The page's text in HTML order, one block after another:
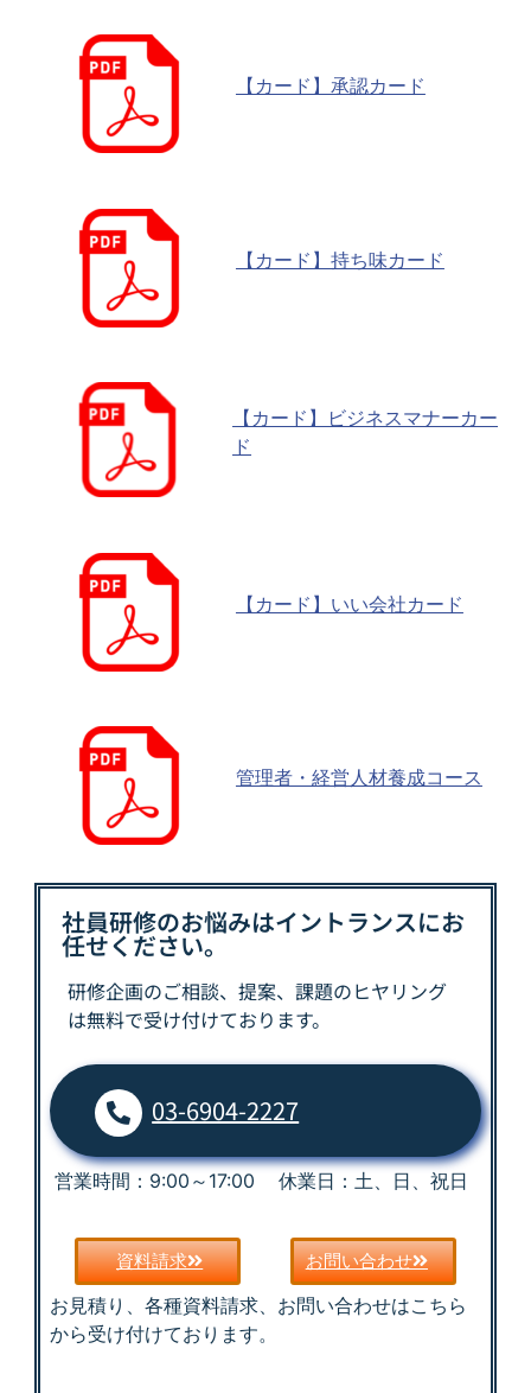
【カード】承認カード
【カード】持ち味カード
【カード】ビジネスマナーカー
ド
【カード】いい会社カード
管理者・経営人材養成コース
社員研修のお悩みはイントランスにお
任せください。
研修企画のご相談、提案、課題のヒヤリング
は無料で受け付けております。
03-6904-2227
営業時間：9:00～17:00 休業日：土、日、祝日
資料請求 お問い合わせ
お見積り、各種資料請求、お問い合わせはこちら
から受け付けております。